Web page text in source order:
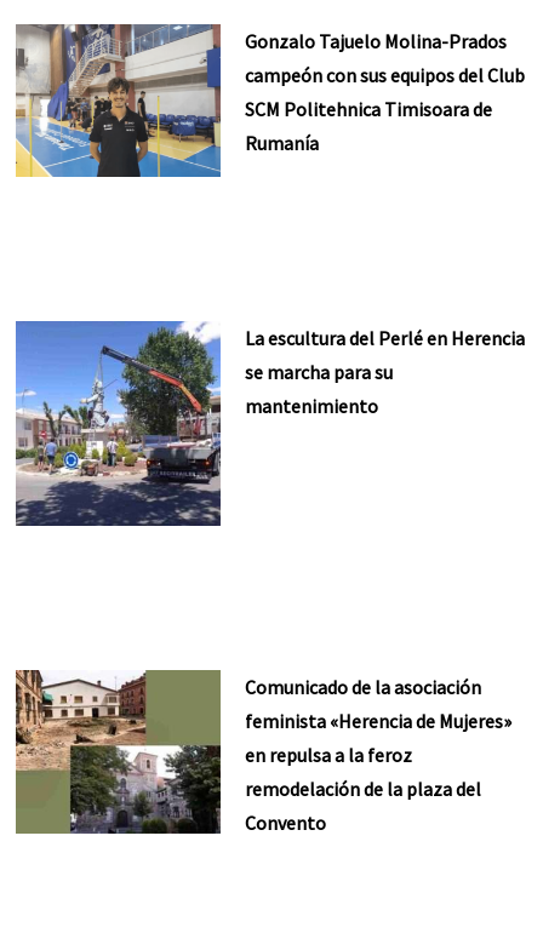
Gonzalo Tajuelo Molina-Prados
campeón con sus equipos del Club
SCM Politehnica Timisoara de
Rumanía
La escultura del Perlé en Herencia
se marcha para su
mantenimiento
Comunicado de la asociación
feminista «Herencia de Mujeres»
en repulsa a la feroz
remodelación de la plaza del
Convento